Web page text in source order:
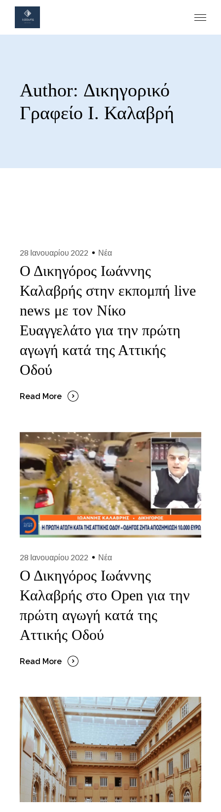
Author: Δικηγορικό
Γραφείο Ι. Καλαβρή
28 Ιανουαρίου 2022 Νέα
Ο Δικηγόρος Ιωάννης
Καλαβρής στην εκπομπή live
news με τον Νίκο
Ευαγγελάτο για την πρώτη
αγωγή κατά της Αττικής
Οδού
Read More
28 Ιανουαρίου 2022 Νέα
Ο Δικηγόρος Ιωάννης
Καλαβρής στο Open για την
πρώτη αγωγή κατά της
Αττικής Οδού
Read More